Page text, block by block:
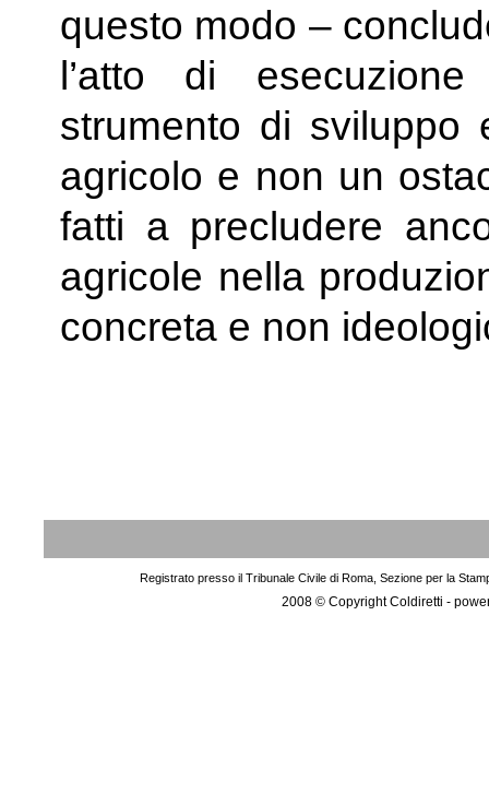
questo modo –
l’atto di
strumento di sviluppo
agricolo e non un
fatti a precludere
agricole nella
concreta e non
Registrato presso il Tribunale Civile di Roma, Sezione per la
2008 © Copyright Coldiretti -